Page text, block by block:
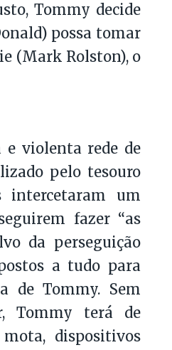
Tommy decide
possa tomar
(Mark Rolston), o
e violenta rede de
pelo tesouro
intercetaram um
fazer “as
da perseguição
a tudo para
de Tommy. Sem
Tommy terá de
dispositivos